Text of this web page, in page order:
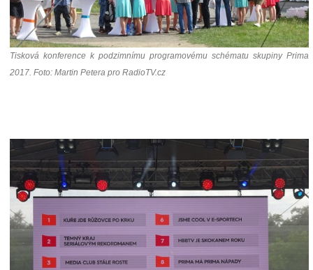
Tisková konference k podzimnímu programovému schématu skupiny Prima
2017. Foto: Martin Petera pro RadioTV.cz